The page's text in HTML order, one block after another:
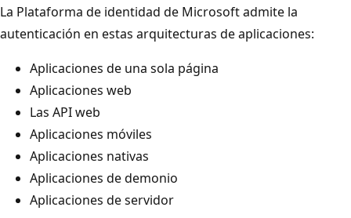
La Plataforma de identidad de Microsoft admite la
autenticación en estas arquitecturas de aplicaciones:
Aplicaciones de una sola página
Aplicaciones web
Las API web
Aplicaciones móviles
Aplicaciones nativas
Aplicaciones de demonio
Aplicaciones de servidor